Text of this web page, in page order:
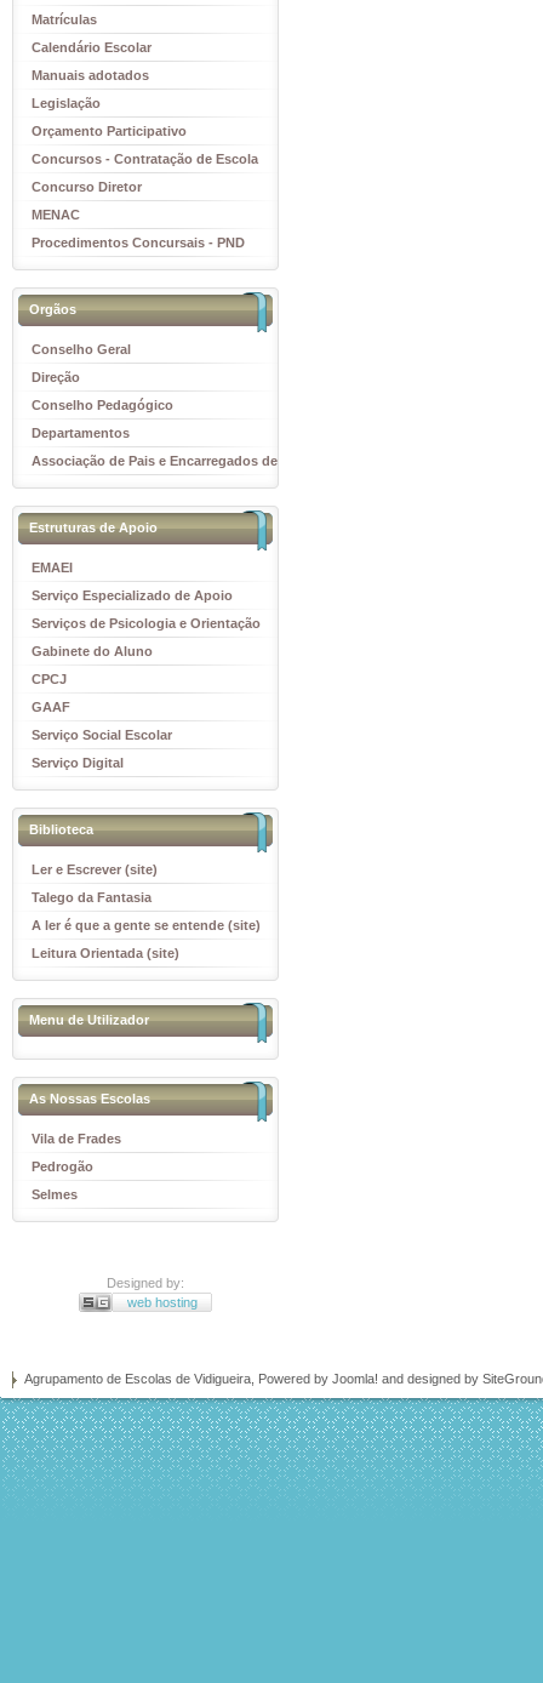
Matrículas
Calendário Escolar
Manuais adotados
Legislação
Orçamento Participativo
Concursos - Contratação de Escola
Concurso Diretor
MENAC
Procedimentos Concursais - PND
Orgãos
Conselho Geral
Direção
Conselho Pedagógico
Departamentos
Associação de Pais e Encarregados de
Educação
Estruturas de Apoio
EMAEI
Serviço Especializado de Apoio
Educativo
Serviços de Psicologia e Orientação
(SPO)
Gabinete do Aluno
CPCJ
GAAF
Serviço Social Escolar
Serviço Digital
Biblioteca
Ler e Escrever (site)
Talego da Fantasia
A ler é que a gente se entende (site)
Leitura Orientada (site)
Menu de Utilizador
As Nossas Escolas
Vila de Frades
Pedrogão
Selmes
Designed by:
web hosting
Agrupamento de Escolas de Vidigueira, Powered by Joomla! and designed by